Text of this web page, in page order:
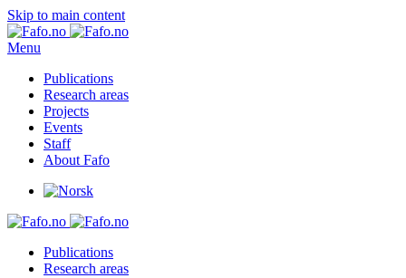
Skip to main content
Menu
Publications
Research areas
Projects
Events
Staff
About Fafo
Publications
Research areas